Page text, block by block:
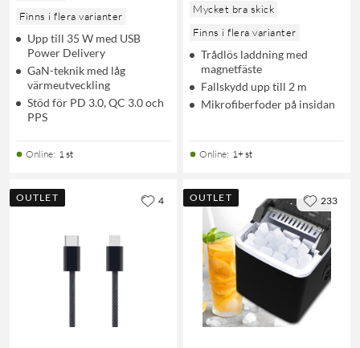
Finns i flera varianter
Upp till 35 W med USB
Power Delivery
GaN-teknik med låg
värmeutveckling
Stöd för PD 3.0, QC 3.0 och
PPS
Online: 1 st
Mycket bra skick
Finns i flera varianter
Trådlös laddning med
magnetfäste
Fallskydd upp till 2 m
Mikrofiberfoder på insidan
Online: 1+ st
OUTLET 4 OUTLET 233